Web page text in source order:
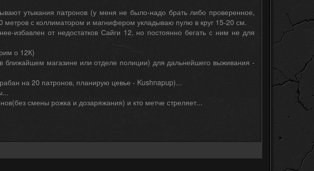
утыкания патронов (у меня не было-надо брать либо проверенное,
метров с коллиматором и магнифером укладываю пулю в круг 15-20 см.
избавлен от недостатков Сайги 12, но постоянно бегать с ним не для
о 12К)
магазине или отделе полиции) для дальнейшего выживания -
на 20 патронов, планирую цевье - Kushnapup)...
смены рожка и дозаряжания) и кто метче стреляет...